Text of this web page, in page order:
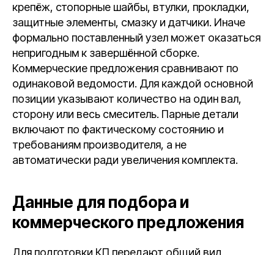
крепёж, стопорные шайбы, втулки, прокладки,
защитные элементы, смазку и датчики. Иначе
формально поставленный узел может оказаться
непригодным к завершённой сборке.
Коммерческие предложения сравнивают по
одинаковой ведомости. Для каждой основной
позиции указывают количество на один вал,
сторону или весь смеситель. Парные детали
включают по фактическому состоянию и
требованиям производителя, а не
автоматически ради увеличения комплекта.
Данные для подбора и
коммерческого предложения
Для подготовки КП передают общий вид